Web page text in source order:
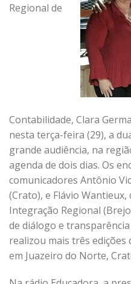
Regional de
Contabilidade, Clara
nesta terça-feira (29), a
grande audiência, na
agenda de dois dias. Os
comunicadores Antônio
(Crato), e Flávio Wantieux,
Integração Regional
de diálogo e
realizou mais três
em Juazeiro do Norte,